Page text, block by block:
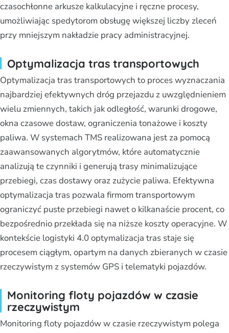
czasochłonne arkusze kalkulacyjne i ręczne procesy,
umożliwiając spedytorom obsługę większej liczby zleceń
przy mniejszym nakładzie pracy administracyjnej.
Optymalizacja tras transportowych
Optymalizacja tras transportowych to proces wyznaczania
najbardziej efektywnych dróg przejazdu z uwzględnieniem
wielu zmiennych, takich jak odległość, warunki drogowe,
okna czasowe dostaw, ograniczenia tonażowe i koszty
paliwa. W systemach TMS realizowana jest za pomocą
zaawansowanych algorytmów, które automatycznie
analizują te czynniki i generują trasy minimalizujące
przebiegi, czas dostawy oraz zużycie paliwa. Efektywna
optymalizacja tras pozwala firmom transportowym
ograniczyć puste przebiegi nawet o kilkanaście procent, co
bezpośrednio przekłada się na niższe koszty operacyjne. W
kontekście logistyki 4.0 optymalizacja tras staje się
procesem ciągłym, opartym na danych zbieranych w czasie
rzeczywistym z systemów GPS i telematyki pojazdów.
Monitoring floty pojazdów w czasie
rzeczywistym
Monitoring floty pojazdów w czasie rzeczywistym polega